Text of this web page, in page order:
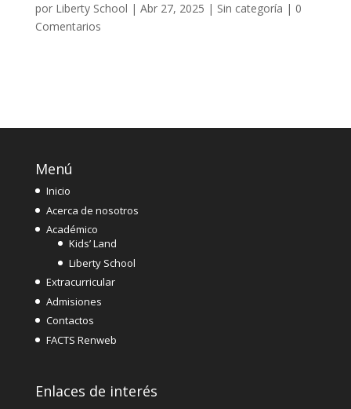
por Liberty School | Abr 27, 2025 | Sin categoría | 0
Comentarios
Menú
Inicio
Acerca de nosotros
Académico
Kids’ Land
Liberty School
Extracurricular
Admisiones
Contactos
FACTS Renweb
Enlaces de interés